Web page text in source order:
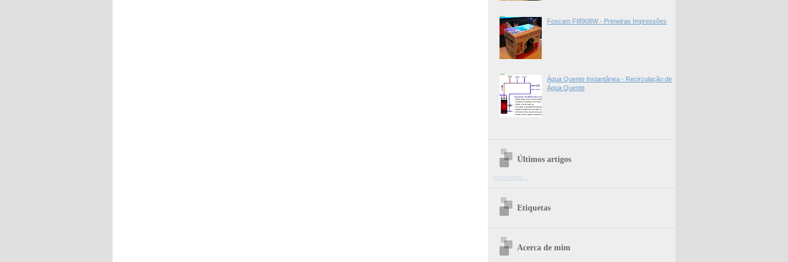
Foscam FI8908W - Primeiras Impressões
Água Quente Instantânea - Recirculação de
Água Quente
Últimos artigos
A carregar...
Etiquetas
Acerca de mim